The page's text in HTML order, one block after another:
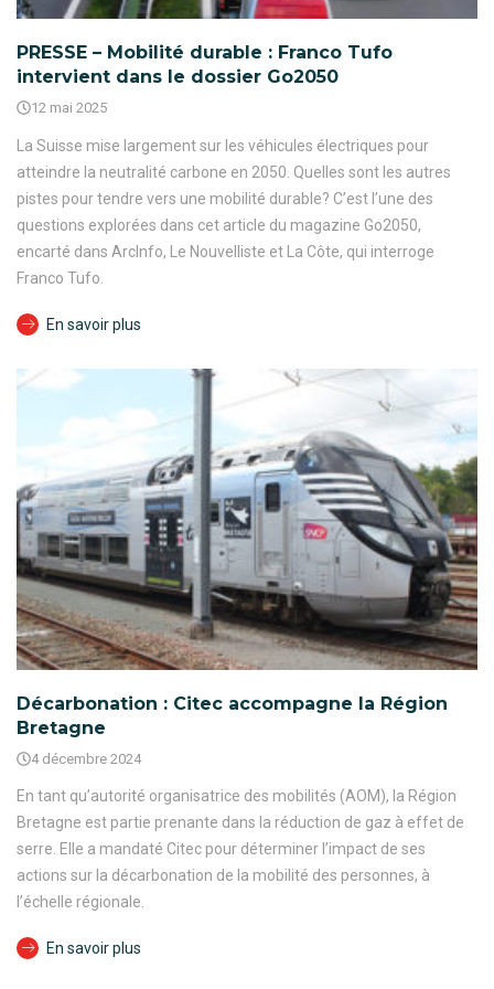
PRESSE – Mobilité durable : Franco Tufo
intervient dans le dossier Go2050
12 mai 2025
La Suisse mise largement sur les véhicules électriques pour
atteindre la neutralité carbone en 2050. Quelles sont les autres
pistes pour tendre vers une mobilité durable? C’est l’une des
questions explorées dans cet article du magazine Go2050,
encarté dans ArcInfo, Le Nouvelliste et La Côte, qui interroge
Franco Tufo.
En savoir plus
Décarbonation : Citec accompagne la Région
Bretagne
4 décembre 2024
En tant qu’autorité organisatrice des mobilités (AOM), la Région
Bretagne est partie prenante dans la réduction de gaz à effet de
serre. Elle a mandaté Citec pour déterminer l’impact de ses
actions sur la décarbonation de la mobilité des personnes, à
l’échelle régionale.
En savoir plus